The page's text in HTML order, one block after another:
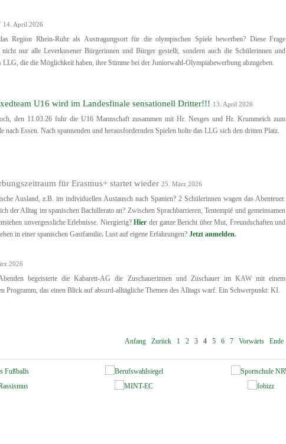
14. April 2026
Region Rhein-Ruhr als Austragungsort für die olympischen Spiele bewerben? Diese Frage
nicht nur alle Leverkusener Bürgerinnen und Bürger gestellt, sondern auch die Schülerinnen und
LLG, die die Möglichkeit haben, ihre Stimme bei der Juniorwahl-Olympiabewerbung abzugeben.
U16 wird im Landesfinale sensationell Dritter!!! 13. April 2026
den 11.03.26 fuhr die U16 Mannschaft zusammen mit Hr. Nesges und Hr. Krummeich zum
nach Essen. Nach spannenden und herausfordernden Spielen holte das LLG sich den dritten Platz.
für Erasmus+ startet wieder 25. März 2026
Ausland, z.B. im individuellen Austausch nach Spanien? 2 Schülerinnen wagen das Abenteuer.
der Alltag im spanischen Bachillerato an? Zwischen Sprachbarrieren, Tentempié und gemeinsamen
unvergessliche Erlebnisse. Niergierig?Hier der ganze Bericht über Mut, Freundschaften und
in einer spanischen Gastfamilie. Lust auf eigene Erfahrungen? Jetzt anmelden.
2026
begeisterte die Kabarett-AG die Zuschauerinnen und Zuschauer im KAW mit einem
Programm, das einen Blick auf absurd-alltägliche Themen des Alltags warf. Ein Schwerpunkt: KI.
Anfang Zurück 1 2 3 4 5 6 7 Vorwärts Ende